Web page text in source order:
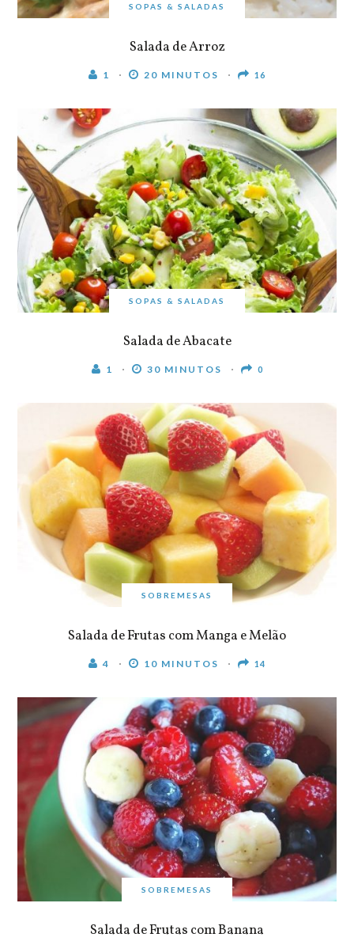
SOPAS & SALADAS
Salada de Arroz
1 20 MINUTOS 16
SOPAS & SALADAS
Salada de Abacate
1 30 MINUTOS 0
SOBREMESAS
Salada de Frutas com Manga e Melão
4 10 MINUTOS 14
SOBREMESAS
Salada de Frutas com Banana